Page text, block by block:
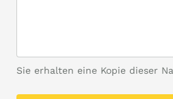
Sie erhalten eine Kopie dieser